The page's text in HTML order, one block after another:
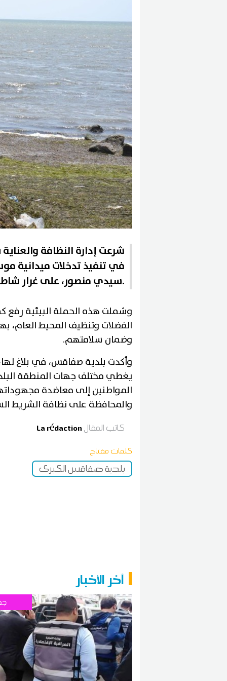
شرعت إدارة النظافة
في تنفيذ تدخلات
سيدي منصور، على غرار شاطئ حي بورقيبة والكورنيش.
وشملت هذه الحملة البيئية رفع
الفضلات وتنظيف المحيط العام،
وضمان سلامتهم.
وأكدت بلدية صفاقس، في بلاغ
يغطي مختلف جهات المنطقة
المواطنين إلى معاضدة
والمحافظة على نظافة الشريط
كاتب المقال La rédaction
كلمات مفتاح
بلدية صفاقس الكبرى
آخر الأخبار